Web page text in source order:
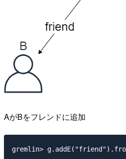
AがBをフレンドに追加